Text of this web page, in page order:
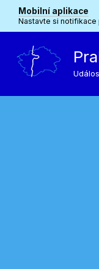
Mobilní aplikace
Nastavte si notifikace